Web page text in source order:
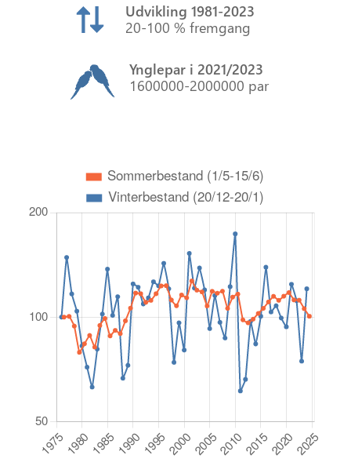
Udvikling 1981‑2023
20-100 % fremgang
Ynglepar i 2021/2023
1600000-2000000 par